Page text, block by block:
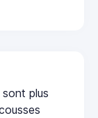
plus